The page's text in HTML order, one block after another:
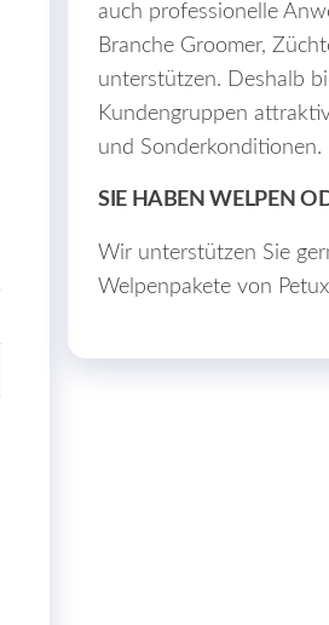
auch professionelle
Branche Groomer,
unterstützen. Deshalb
Kundengruppen
und Sonderkonditionen.
SIE HABEN WELPEN
Wir unterstützen Sie
Welpenpakete von